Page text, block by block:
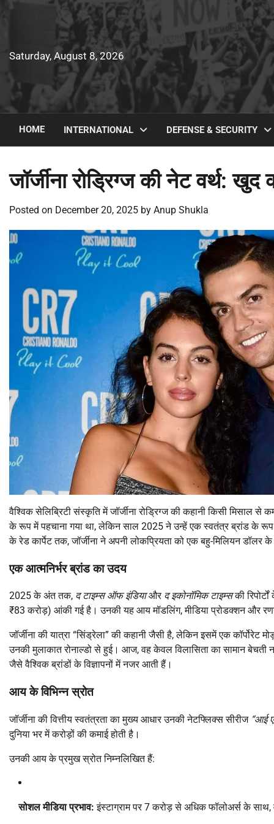
Saturday, August 8, 2026
HOME INTERNATIONAL DEFENSE & SECURITY
जॉर्जीना रोड्रिग्ज की नेट वर्थ:
Posted on December 20, 2025 by Anup Shukla
वैश्विक सेलिब्रिटी संस्कृति में जॉर्जीना रोड्रिग्ज की कहानी किसी मिसाल से
के रूप में पहचाना गया था, लेकिन साल 2025 ने उन्हें एक स्वतंत्र ब्रांड के
के रेड कार्पेट तक, जॉर्जीना ने अपनी लोकप्रियता को एक बहु-मिलियन डॉलर
एक आत्मनिर्भर ब्रांड का उदय
2025 के अंत तक, द टाइम्स ऑफ इंडियाऔर द इकोनॉमिक टाइम्सकी
₹83 करोड़) आंकी गई है। उनकी यह आय मॉडलिंग, मीडिया प्रोडक्शन और
जॉर्जीना की यात्रा “सिंड्रेला” की कहानी जैसी है, लेकिन इसमें एक कॉर्पोरेट
उनकी मुलाकात रोनाल्डो से हुई। आज, वह केवल विलासिता का सामान
जैसे वैश्विक ब्रांडों के विज्ञापनों में नजर आती हैं।
आय के विभिन्न स्रोत
जॉर्जीना की वित्तीय स्वतंत्रता का मुख्य आधार उनकी नेटफ्लिक्स सीरीज “आई
दुनिया भर में करोड़ों की कमाई होती है।
उनकी आय के प्रमुख स्रोत निम्नलिखित हैं:
सोशल मीडिया प्रभाव: इंस्टाग्राम पर 7 करोड़ से अधिक फॉलोअर्स के